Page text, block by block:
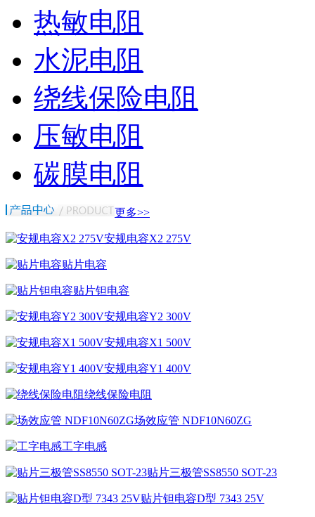
热敏电阻
水泥电阻
绕线保险电阻
压敏电阻
碳膜电阻
更多>>
安规电容X2 275V
贴片电容
贴片钽电容
安规电容Y2 300V
安规电容X1 500V
安规电容Y1 400V
绕线保险电阻
场效应管 NDF10N60ZG
工字电感
贴片三极管SS8550 SOT-23
贴片钽电容D型 7343 25V